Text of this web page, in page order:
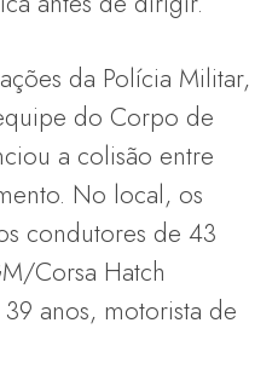
da Polícia Militar,
do Corpo de
a colisão entre
No local, os
condutores de 43
Corsa Hatch
anos, motorista de